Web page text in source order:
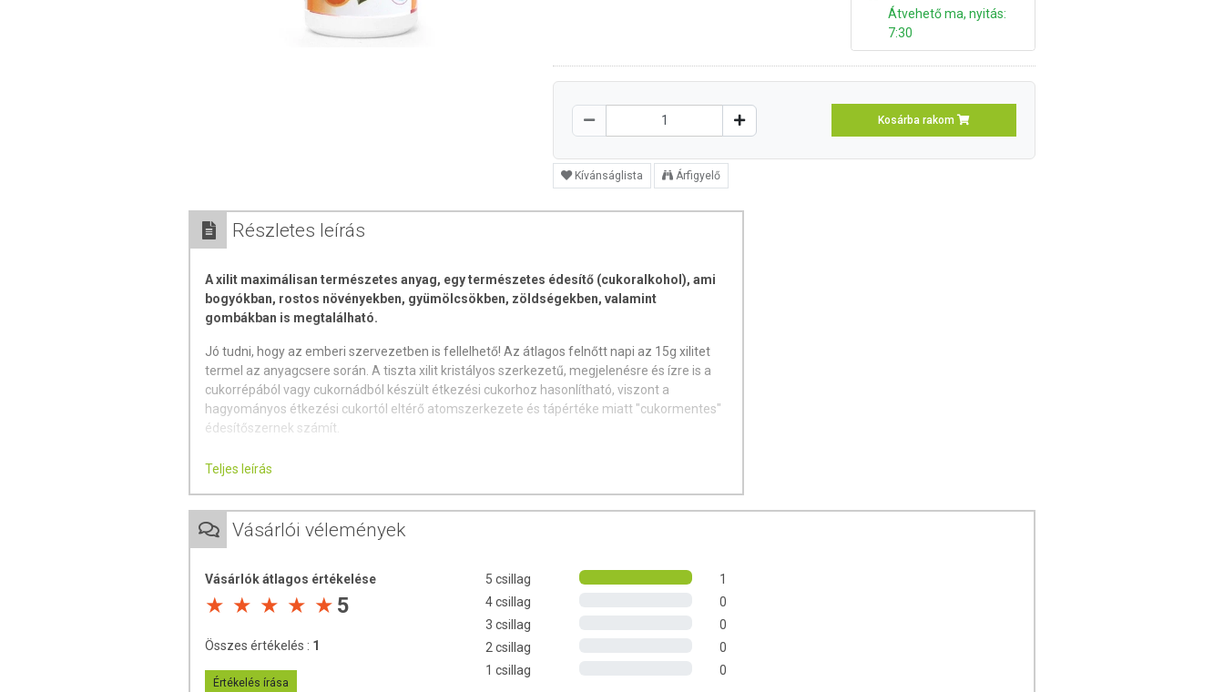
Átvehető ma, nyitás:
7:30
Kosárba rakom
Kívánságlista Árfigyelő
Részletes leírás
A xilit maximálisan természetes anyag, egy természetes édesítő (cukoralkohol), ami
bogyókban, rostos növényekben, gyümölcsökben, zöldségekben, valamint
gombákban is megtalálható.
Jó tudni, hogy az emberi szervezetben is fellelhető! Az átlagos felnőtt napi az 15g xilitet
termel az anyagcsere során. A tiszta xilit kristályos szerkezetű, megjelenésre és ízre is a
cukorrépából vagy cukornádból készült étkezési cukorhoz hasonlítható, viszont a
hagyományos étkezési cukortól eltérő atomszerkezete és tápértéke miatt "cukormentes"
édesítőszernek számít.
Természetesen az Xylitol rágógumi fogyasztása nem helyettesítheti a fogmosást és a
rendszeres fogorvosi ellenőrzést!
- A rendszeres használata megakadályozhatja, csökkentheti a fogak felületén képződő
lepedék kialakulását, továbbá megtapadását.
- A kutatások kimutatták, hogy az Xylitol különösen hatékony lehet a fogzománcon
jelentkező kisebb károsodások, repedések kijavításának elősegítésében.
- A szájüregben természetesen meglévő baktériumok, amelyek a fogszuvasodást
okozzák, a táplálkozás során bevitt étkezési, – cukorrépából vagy nádból előállított – cukor
(szacharóz) lebontásából és anyagcseréjével élnek. Az étkezési cukortól eltérő
atomszerkezetű xilitet viszont nem tudják lebontani, így megszakad az anyagcseréjük és a
Teljes leírás
Vásárlói vélemények
Vásárlók átlagos értékelése
5
Összes értékelés : 1
Értékelés írása
5 csillag
1
4 csillag
0
3 csillag
0
2 csillag
0
1 csillag
0